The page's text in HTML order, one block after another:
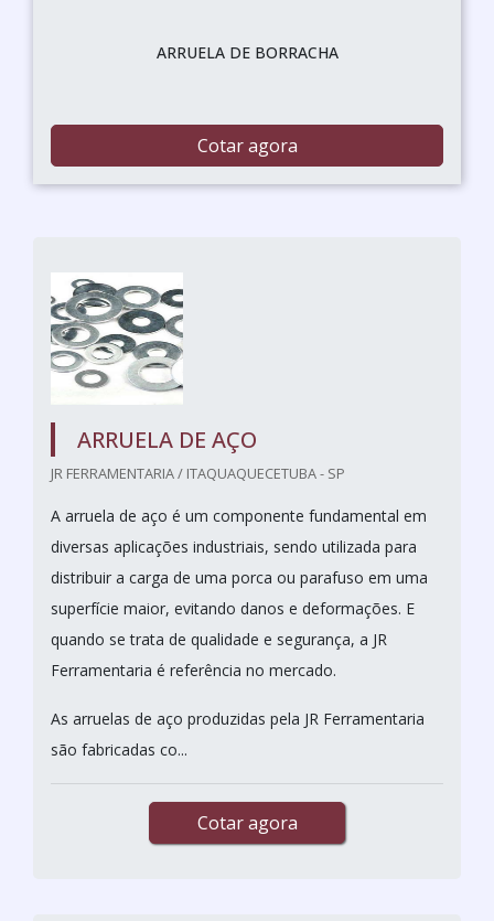
ARRUELA DE BORRACHA
Cotar agora
ARRUELA DE AÇO
JR FERRAMENTARIA / ITAQUAQUECETUBA - SP
A arruela de aço é um componente fundamental em
diversas aplicações industriais, sendo utilizada para
distribuir a carga de uma porca ou parafuso em uma
superfície maior, evitando danos e deformações. E
quando se trata de qualidade e segurança, a JR
Ferramentaria é referência no mercado.
As arruelas de aço produzidas pela JR Ferramentaria
são fabricadas co...
Cotar agora